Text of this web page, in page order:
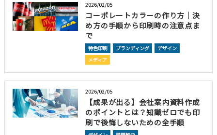
2026/02/05
コーポレートカラーの作り方｜決
め方の手順から印刷時の注意点ま
で
特色印刷 ブランディング
デザイン
メディア
2026/02/05
【成果が出る】会社案内資料作成
のポイントとは？知識ゼロでも印
刷で後悔しないための全手順